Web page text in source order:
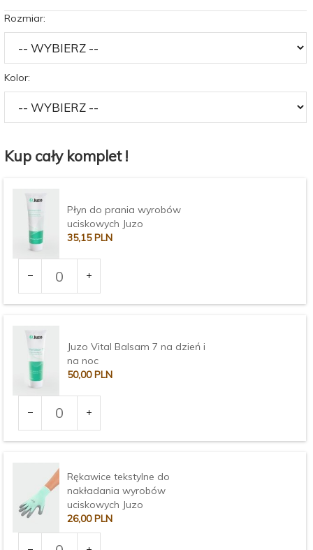
Rozmiar:
Kolor:
Kup cały komplet !
Płyn do prania wyrobów
uciskowych Juzo
35,15 PLN
dla
produktu
3373
Juzo Vital Balsam 7 na dzień i
na noc
50,00 PLN
dla
produktu
3375
Rękawice tekstylne do
nakładania wyrobów
uciskowych Juzo
26,00 PLN